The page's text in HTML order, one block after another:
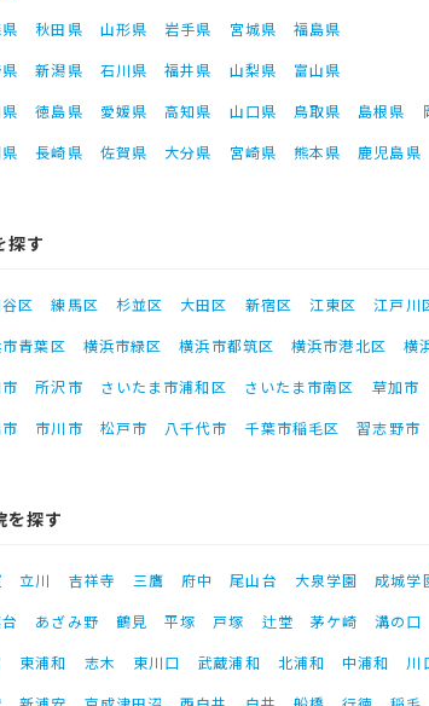
秋田県 山形県 岩手県 宮城県
福島県
新潟県 石川県 福井県 山梨県
富山県
徳島県 愛媛県 高知県 山口県 鳥取県 島根県
長崎県 佐賀県 大分県 宮崎県 熊本県 鹿児島県
探す
区 練馬区 杉並区 大田区 新宿区 江東区 江戸川
青葉区 横浜市緑区 横浜市都筑区 横浜市港北区 横
所沢市 さいたま市浦和区 さいたま市南区 草加市
市川市 松戸市 八千代市 千葉市稲毛区 習志野市
を探す
立川 吉祥寺 三鷹 府中 尾山台 大泉学園 成城学
あざみ野 鶴見 平塚 戸塚 辻堂 茅ケ崎
溝の口
東浦和 志木 東川口 武蔵浦和 北浦和 中浦和
川